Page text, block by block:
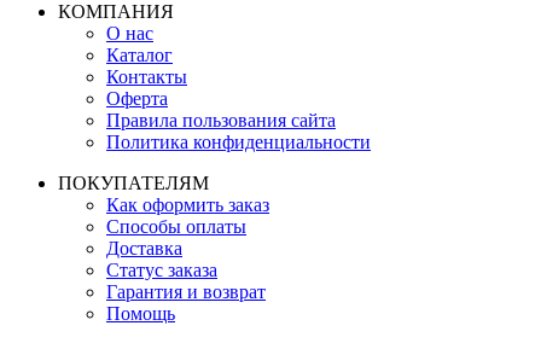
КОМПАНИЯ
О нас
Каталог
Контакты
Оферта
Правила пользования сайта
Политика конфиденциальности
ПОКУПАТЕЛЯМ
Как оформить заказ
Способы оплаты
Доставка
Статус заказа
Гарантия и возврат
Помощь